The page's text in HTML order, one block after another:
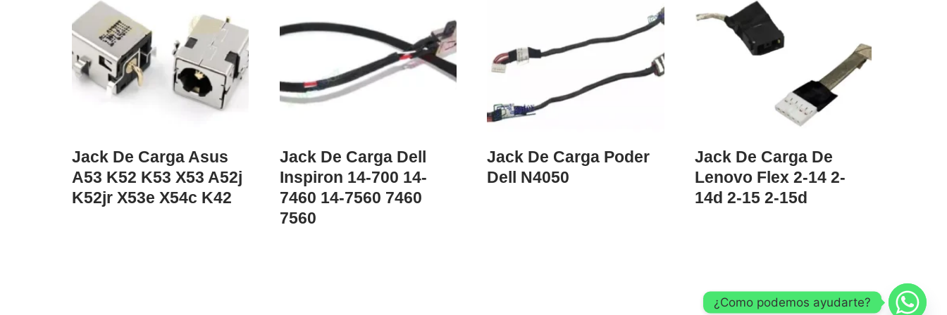
Jack De Carga Asus
A53 K52 K53 X53 A52j
K52jr X53e X54c K42
Jack De Carga Dell
Inspiron 14-700 14-
7460 14-7560 7460
7560
Jack De Carga Poder
Dell N4050
Jack De Carga De
Lenovo Flex 2-14 2-
14d 2-15 2-15d
¿Como podemos ayudarte?